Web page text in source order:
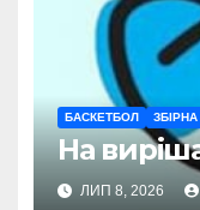
БАСКЕТБОЛ ЗБІРНА
На
ЛИП 8, 2026